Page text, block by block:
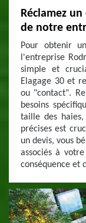
Réclamez
de notre
Pour obtenir
l'entreprise
simple et
Elagage 30 et
ou "contact".
besoins
taille des
précises est
un devis, vous
associés à
conséquence et